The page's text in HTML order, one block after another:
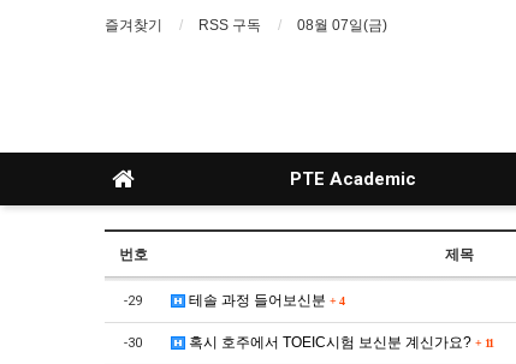
즐겨찾기 RSS 구독 08월 07일(금)
PTE Academic
번호 제목
-29 테솔 과정 들어보신분 + 4
-30 혹시 호주에서 TOEIC시험 보신분 계신가요? + 11